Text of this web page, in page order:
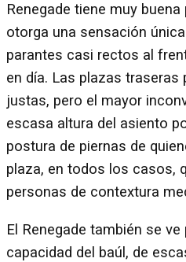
Renegade tiene muy
otorga una sensación
parantes casi rectos al
en día. Las plazas traseras
justas, pero el mayor
escasa altura del asiento
postura de piernas de
plaza, en todos los casos,
personas de contextura
El Renegade también se
capacidad del baúl, de